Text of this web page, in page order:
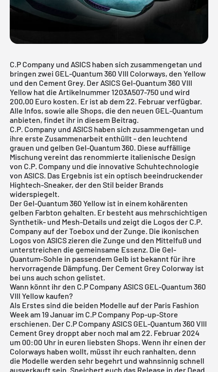
C.P Company und ASICS haben sich zusammengetan und
bringen zwei GEL-Quantum 360 VIII Colorways, den Yellow
und den Cement Grey. Der ASICS Gel-Quantum 360 VIII
Yellow hat die Artikelnummer 1203A507-750 und wird
200,00 Euro kosten. Er ist ab dem 22. Februar verfügbar.
Alle Infos, sowie alle Shops, die den neuen GEL-Quantum
anbieten, findet ihr in diesem Beitrag.
C.P. Company und ASICS haben sich zusammengetan und
ihre erste Zusammenarbeit enthüllt - den leuchtend
grauen und gelben Gel-Quantum 360. Diese auffällige
Mischung vereint das renommierte italienische Design
von C.P. Company und die innovative Schuhtechnologie
von ASICS. Das Ergebnis ist ein optisch beeindruckender
Hightech-Sneaker, der den Stil beider Brands
widerspiegelt.
Der Gel-Quantum 360 Yellow ist in einem kohärenten
gelben Farbton gehalten. Er besteht aus mehrschichtigen
Synthetik- und Mesh-Details und zeigt die Logos der C.P.
Company auf der Toebox und der Zunge. Die ikonischen
Logos von ASICS zieren die Zunge und den Mittelfuß und
unterstreichen die gemeinsame Essenz. Die Gel-
Quantum-Sohle in passendem Gelb ist bekannt für ihre
hervorragende Dämpfung. Der Cement Grey Colorway ist
bei uns auch schon gelistet.
Wann könnt ihr den C.P Company ASICS GEL-Quantum 360
VIII Yellow kaufen?
Als Erstes sind die beiden Modelle auf der Paris Fashion
Week am 19 Januar im C.P Company Pop-up-Store
erschienen. Der C.P Company ASICS GEL-Quantum 360 VIII
Cement Grey droppt aber noch mal am 22. Februar 2024
um 00:00 Uhr in euren liebsten Shops. Wenn ihr einen der
Colorways haben wollt, müsst ihr euch ranhalten, denn
die Modelle werden sehr begehrt und wahnsinnig schnell
ausverkauft sein. Speichert euch das Release in der Dead